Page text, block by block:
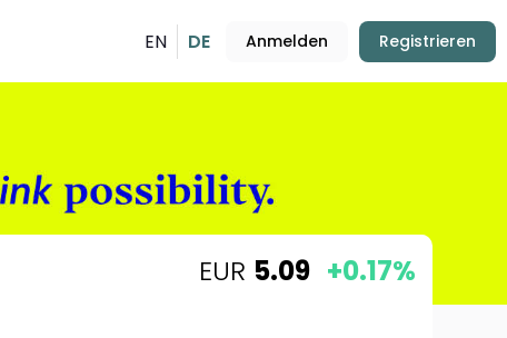
EN DE Anmelden Registrieren
EUR 5.09 +0.17%